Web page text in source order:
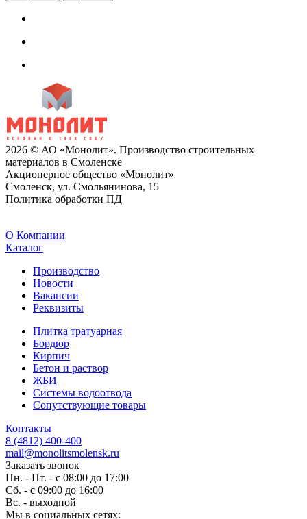
2026 © АО «Монолит». Производство строительных
материалов в Смоленске
Акционерное общество «Монолит»
Смоленск, ул. Смольянинова, 15
Политика обработки ПД
O Компании
Каталог
Производство
Новости
Вакансии
Реквизиты
Плитка тратуарная
Бордюр
Кирпич
Бетон и раствор
ЖБИ
Системы водоотвода
Сопутствующие товары
Контакты
8 (4812) 400-400
mail@monolitsmolensk.ru
Заказать звонок
Пн. - Пт. - с 08:00 до 17:00
Сб. - с 09:00 до 16:00
Вс. - выходной
Мы в социальных сетях: